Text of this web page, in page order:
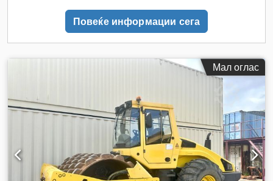
Повеќе информации сега
Мал оглас